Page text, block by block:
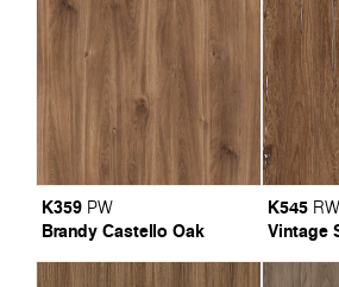
K359 PW
Brandy Castello Oak
K545 RW
Vintage